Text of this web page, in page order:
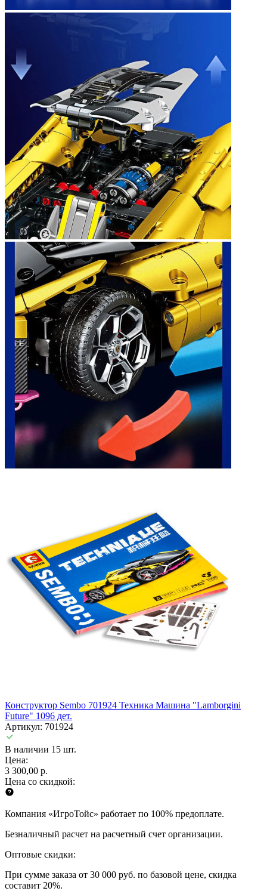
Конструктор Sembo 701924 Техника Машина "Lamborgini
Future" 1096 дет.
Артикул: 701924
В наличии 15 шт.
Цена:
3 300,00 р.
Цена со скидкой:
Компания «ИгроТойс» работает по 100% предоплате.
Безналичный расчет на расчетный счет организации.
Оптовые скидки:
При сумме заказа от 30 000 руб. по базовой цене, скидка
составит 20%.